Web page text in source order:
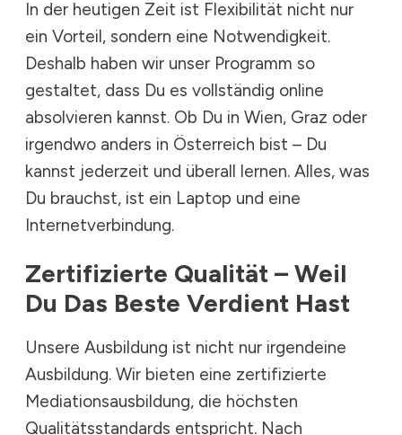
In der heutigen Zeit ist Flexibilität nicht nur
ein Vorteil, sondern eine Notwendigkeit.
Deshalb haben wir unser Programm so
gestaltet, dass Du es vollständig online
absolvieren kannst. Ob Du in Wien, Graz oder
irgendwo anders in Österreich bist – Du
kannst jederzeit und überall lernen. Alles, was
Du brauchst, ist ein Laptop und eine
Internetverbindung.
Zertifizierte Qualität – Weil
Du Das Beste Verdient Hast
Unsere Ausbildung ist nicht nur irgendeine
Ausbildung. Wir bieten eine zertifizierte
Mediationsausbildung, die höchsten
Qualitätsstandards entspricht. Nach